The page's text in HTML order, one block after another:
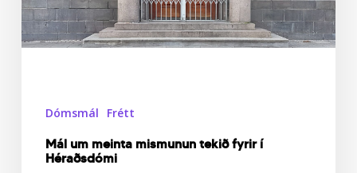
Dómsmál Frétt
Mál um meinta mismunun tekið fyrir í
Héraðsdómi